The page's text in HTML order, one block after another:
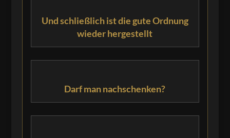
Und schließlich ist die gute Ordnung
wieder hergestellt
Darf man nachschenken?